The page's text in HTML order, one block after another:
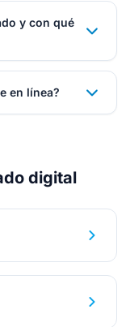
y con qué
en línea?
digital